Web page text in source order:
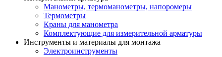
Манометры, термоманометры, напоромеры
Термометры
Краны для манометра
Комплектующие для измерительной арматуры
Инструменты и материалы для монтажа
Электроинструменты